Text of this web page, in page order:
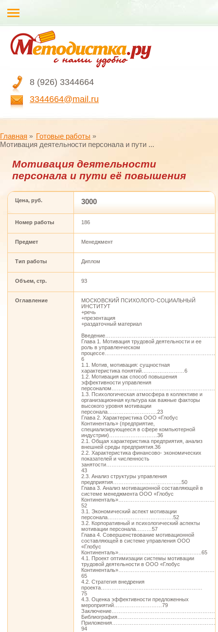
8 (926) 3344664
3344664@mail.ru
Главная
Готовые работы
Мотивация деятельности персонала и пути ...
Мотивация деятельности
персонала и пути её повышения
Цена, руб. 3000
Номер работы 186
Предмет Менеджмент
Тип работы Диплом
Объем, стр. 93
Оглавление
МОСКОВСКИЙ ПСИХОЛОГО-СОЦИАЛЬНЫЙ
ИНСТИТУТ
+речь
+презентация
+раздаточный материал
Глава 1. Мотивация трудовой деятельности и ее
роль в управленческом
6
1.1. Мотив, мотивация: сущностная
характеристика понятий……………………6
1.2. Мотивация как способ повышения
эффективности управления
1.3. Психологическая атмосфера в коллективе и
организационная культура как важные факторы
высокого уровня мотивации
персонала……………………….23
Глава 2. Характеристика ООО «Глобус
Континенталь» (предприятие,
специализирующееся в сфере компьютерной
индустрии)………………………36
2.1. Общая характеристика предприятия, анализ
внешней среды предприятия.36
2.2. Характеристика финансово- экономических
показателей и численность
43
2.3. Анализ структуры управления
предприятия………………………………...50
Глава 3. Анализ мотивационной составляющей в
системе менеджмента ООО «Глобус
52
3.1. Экономический аспект мотивации
персонала……………………………….52
3.2. Корпоративный и психологический аспекты
мотивации персонала………57
Глава 4. Совершенствование мотивационной
составляющей в системе управления ООО
«Глобус
Континенталь»………………………………………..65
4.1. Проект оптимизации системы мотивации
трудовой деятельности в ООО «Глобус
65
4.2. Стратегия внедрения
проекта…………………………………………………
75
4.3. Оценка эффективности предложенных
мероприятий………………………79
94